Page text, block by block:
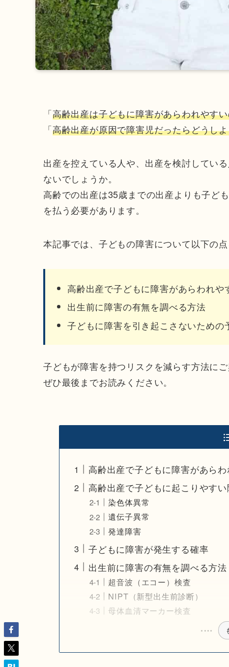
「高齢出産は子どもに障害があらわれやす
「高齢出産が原因で障害児だったらどうし
出産を控えている人や、出産を検討してい
ないでしょうか。
高齢での出産は35歳までの出産よりも子ど
を払う必要があります。
本記事では、子どもの障害について以下の点
高齢出産で子どもに障害があらわれや
出生前に障害の有無を調べる方法
子どもに障害を引き起こさないための
子どもが障害を持つリスクを減らす方法に
ぜひ最後までお読みください。
高齢出産で子どもに障害があら
高齢出産で子どもに起こりやすい
染色体異常
遺伝子異常
発達障害
子どもに障害が発生する確率
出生前に障害の有無を調べる方法
超音波（エコー）検査
NIPT（新型出生前診断）
母体血清マーカー検査